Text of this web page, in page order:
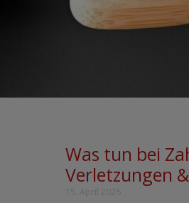
Was tun bei
Verletzungen